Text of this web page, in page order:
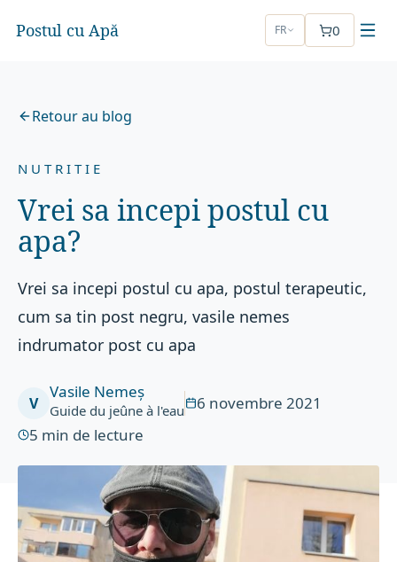
Postul cu Apă FR 0
Retour au blog
NUTRITIE
Vrei sa incepi postul cu
apa?
Vrei sa incepi postul cu apa, postul terapeutic,
cum sa tin post negru, vasile nemes
indrumator post cu apa
V
Vasile Nemeș
Guide du jeûne à l'eau
6 novembre 2021
5 min de lecture